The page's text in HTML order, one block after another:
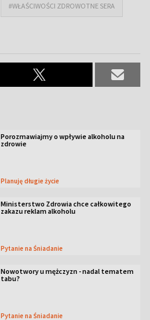
#WŁAŚCIWOŚCI ZDROWOTNE SERA
Porozmawiajmy o wpływie alkoholu na
zdrowie
Planuję długie życie
Ministerstwo Zdrowia chce całkowitego
zakazu reklam alkoholu
Pytanie na Śniadanie
Nowotwory u mężczyzn - nadal tematem
tabu?
Pytanie na Śniadanie